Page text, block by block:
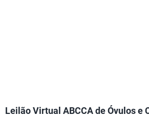
Leilão Virtual ABCCA de Óvulos e